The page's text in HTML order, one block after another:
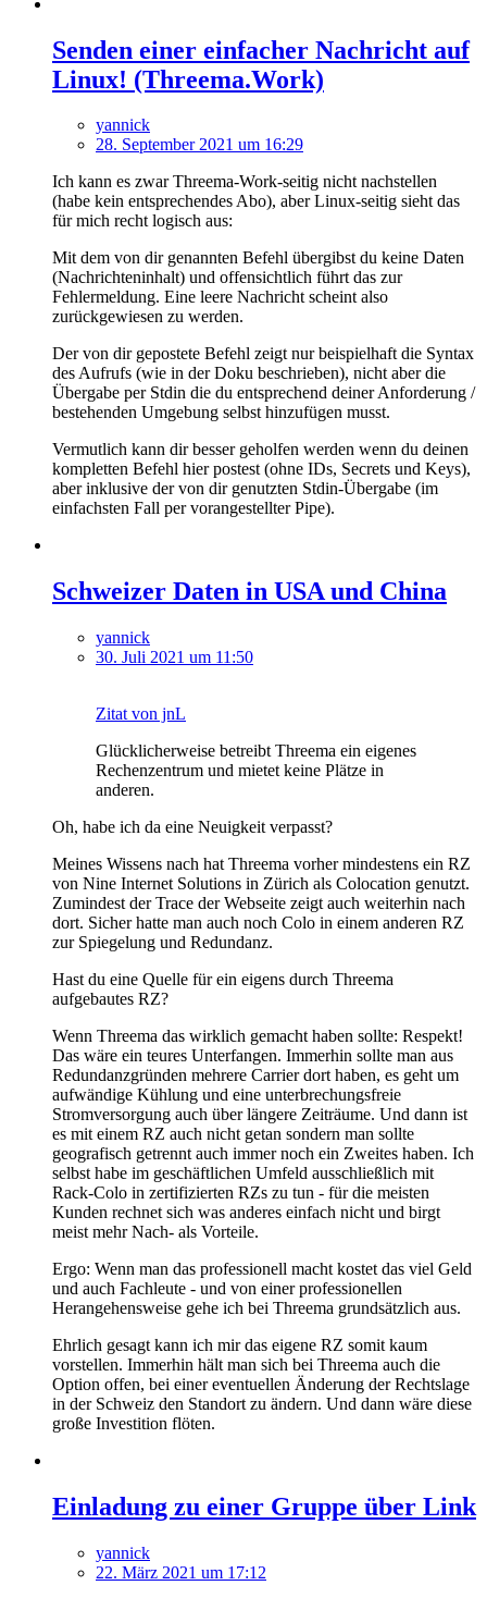
Senden einer einfacher Nachricht auf
Linux! (Threema.Work)
yannick
28. September 2021 um 16:29
Ich kann es zwar Threema-Work-seitig nicht nachstellen
(habe kein entsprechendes Abo), aber Linux-seitig sieht das
für mich recht logisch aus:
Mit dem von dir genannten Befehl übergibst du keine Daten
(Nachrichteninhalt) und offensichtlich führt das zur
Fehlermeldung. Eine leere Nachricht scheint also
zurückgewiesen zu werden.
Der von dir gepostete Befehl zeigt nur beispielhaft die Syntax
des Aufrufs (wie in der Doku beschrieben), nicht aber die
Übergabe per Stdin die du entsprechend deiner Anforderung /
bestehenden Umgebung selbst hinzufügen musst.
Vermutlich kann dir besser geholfen werden wenn du deinen
kompletten Befehl hier postest (ohne IDs, Secrets und Keys),
aber inklusive der von dir genutzten Stdin-Übergabe (im
einfachsten Fall per vorangestellter Pipe).
Schweizer Daten in USA und China
yannick
30. Juli 2021 um 11:50
Zitat von jnL
Glücklicherweise betreibt Threema ein eigenes
Rechenzentrum und mietet keine Plätze in
anderen.
Oh, habe ich da eine Neuigkeit verpasst?
Meines Wissens nach hat Threema vorher mindestens ein RZ
von Nine Internet Solutions in Zürich als Colocation genutzt.
Zumindest der Trace der Webseite zeigt auch weiterhin nach
dort. Sicher hatte man auch noch Colo in einem anderen RZ
zur Spiegelung und Redundanz.
Hast du eine Quelle für ein eigens durch Threema
aufgebautes RZ?
Wenn Threema das wirklich gemacht haben sollte: Respekt!
Das wäre ein teures Unterfangen. Immerhin sollte man aus
Redundanzgründen mehrere Carrier dort haben, es geht um
aufwändige Kühlung und eine unterbrechungsfreie
Stromversorgung auch über längere Zeiträume. Und dann ist
es mit einem RZ auch nicht getan sondern man sollte
geografisch getrennt auch immer noch ein Zweites haben. Ich
selbst habe im geschäftlichen Umfeld ausschließlich mit
Rack-Colo in zertifizierten RZs zu tun - für die meisten
Kunden rechnet sich was anderes einfach nicht und birgt
meist mehr Nach- als Vorteile.
Ergo: Wenn man das professionell macht kostet das viel Geld
und auch Fachleute - und von einer professionellen
Herangehensweise gehe ich bei Threema grundsätzlich aus.
Ehrlich gesagt kann ich mir das eigene RZ somit kaum
vorstellen. Immerhin hält man sich bei Threema auch die
Option offen, bei einer eventuellen Änderung der Rechtslage
in der Schweiz den Standort zu ändern. Und dann wäre diese
große Investition flöten.
Einladung zu einer Gruppe über Link
yannick
22. März 2021 um 17:12